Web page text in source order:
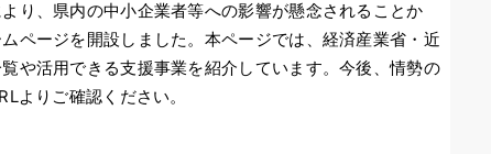
り、県内の中小企業者等への影響が懸念されることか
ページを開設しました。本ページでは、経済産業省・近
や活用できる支援事業を紹介しています。今後、情勢の
よりご確認ください。